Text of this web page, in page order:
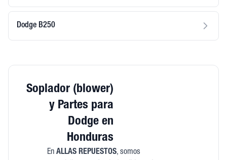
Dodge B250
Soplador (blower)
y Partes para
Dodge en
Honduras
En ALLAS REPUESTOS, somos